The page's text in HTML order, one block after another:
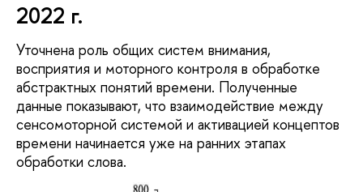
2022 г.
Уточнена роль общих систем внимания,
восприятия и моторного контроля в обработке
абстрактных понятий времени. Полученные
данные показывают, что взаимодействие между
сенсомоторной системой и активацией концептов
времени начинается уже на ранних этапах
обработки слова.